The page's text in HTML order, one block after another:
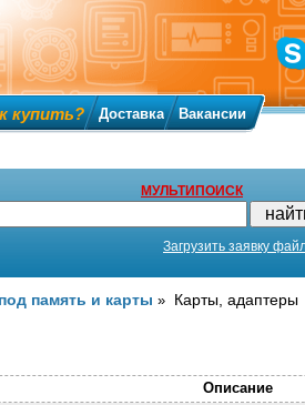
купить? Доставка Вакансии
МУЛЬТИПОИСК
Загрузить заявку
память и карты » Карты, адаптеры
Описание